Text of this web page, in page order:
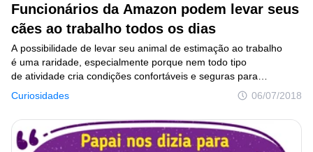
Funcionários da Amazon podem levar seus
cães ao trabalho todos os dias
Curiosidades 06/07/2018
A possibilidade de levar seu animal de estimação ao trabalho
é uma raridade, especialmente porque nem todo tipo
de atividade cria condições confortáveis ​​e seguras para
os animais e para as pessoas. Mas se for um escritório moderno,
por que não? Em todo caso, é isso que a gigante de vendas
online Amazon fez: não apenas permitiu que seus funcionários
levassem seus cães para o trabalho, mas também criou espaços
para os animais se divertir na sua sede, em Seattle, EUA. Como
Criatividade
Casa
Invenções
Receitas